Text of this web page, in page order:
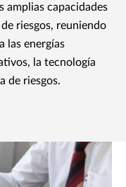
amplias capacidades
riesgos, reuniendo
las energías
la tecnología
de riesgos.